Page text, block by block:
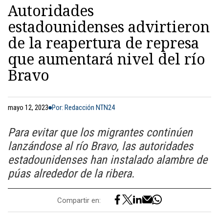
Autoridades
estadounidenses advirtieron
de la reapertura de represa
que aumentará nivel del río
Bravo
mayo 12, 2023 Por: Redacción NTN24
Para evitar que los migrantes continúen
lanzándose al río Bravo, las autoridades
estadounidenses han instalado alambre de
púas alrededor de la ribera.
Compartir en: